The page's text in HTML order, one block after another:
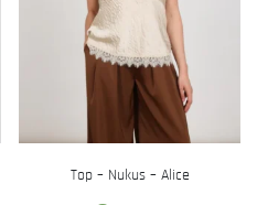
gekozen
worden
op
de
productpagina
Top – Nukus – Alice